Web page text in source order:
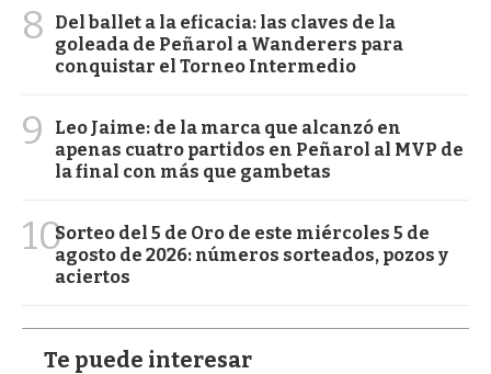
8
Del ballet a la eficacia: las claves de la
goleada de Peñarol a Wanderers para
conquistar el Torneo Intermedio
9
Leo Jaime: de la marca que alcanzó en
apenas cuatro partidos en Peñarol al MVP de
la final con más que gambetas
10Sorteo del 5 de Oro de este miércoles 5 de
agosto de 2026: números sorteados, pozos y
aciertos
Te puede interesar